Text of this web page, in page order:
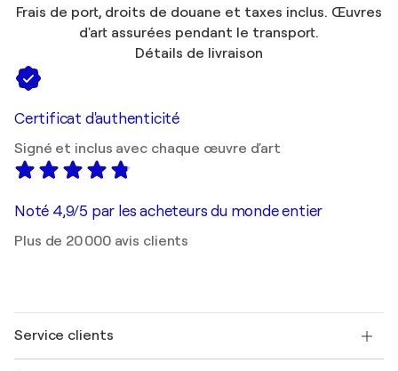
Frais de port, droits de douane et taxes inclus. Œuvres
d'art assurées pendant le transport.
Détails de livraison
Certificat d'authenticité
Signé et inclus avec chaque œuvre d'art
Noté 4,9/5 par les acheteurs du monde entier
Plus de 20 000 avis clients
Service clients